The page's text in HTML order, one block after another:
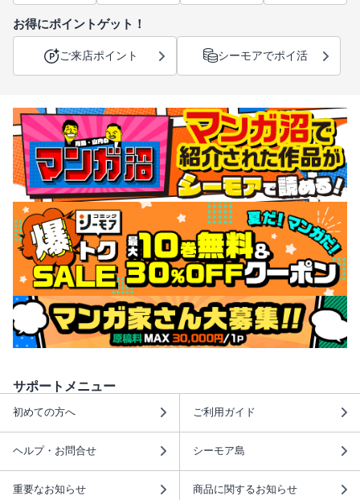
お得にポイントゲット！
ご来店ポイント シーモアでポイ活
サポートメニュー
初めての方へ ご利用ガイド
ヘルプ・お問合せ シーモア島
重要なお知らせ 商品に関するお知らせ